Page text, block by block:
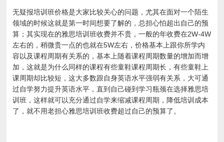
无疑报培训班价格是大家比较关心的问题，尤其在面对一个陌生
领域的时候这就是第一时间想要了解的，总担心怕超出自己的预
算；其实现在的雅思培训班收费并不贵，一般的年收费在2W-4W
左右的，稍微贵一点的也就在5W左右，价格基本上跟你所学内
容以及课程周期有关系的，基本上随着课程周期数量的增加而增
加，这就是为什么同样的课程有些童鞋课程周期长，有些童鞋上
课周期却比较短，这大多数跟自身英语水平强弱有关系，大可通
过自学努力提升英语水平，直到自己碰到学习瓶颈在选择雅思培
训班，这样就可以充分通过自学来缩减课程周期，降低培训成本
了，就不用老担心雅思培训班收费超过自己的预算了。